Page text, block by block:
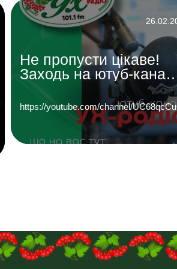
Не пропусти цікаве!
Заходь на ютуб-канал
«УХ Радіо 101,1 фм»
https://youtube.com/channel/